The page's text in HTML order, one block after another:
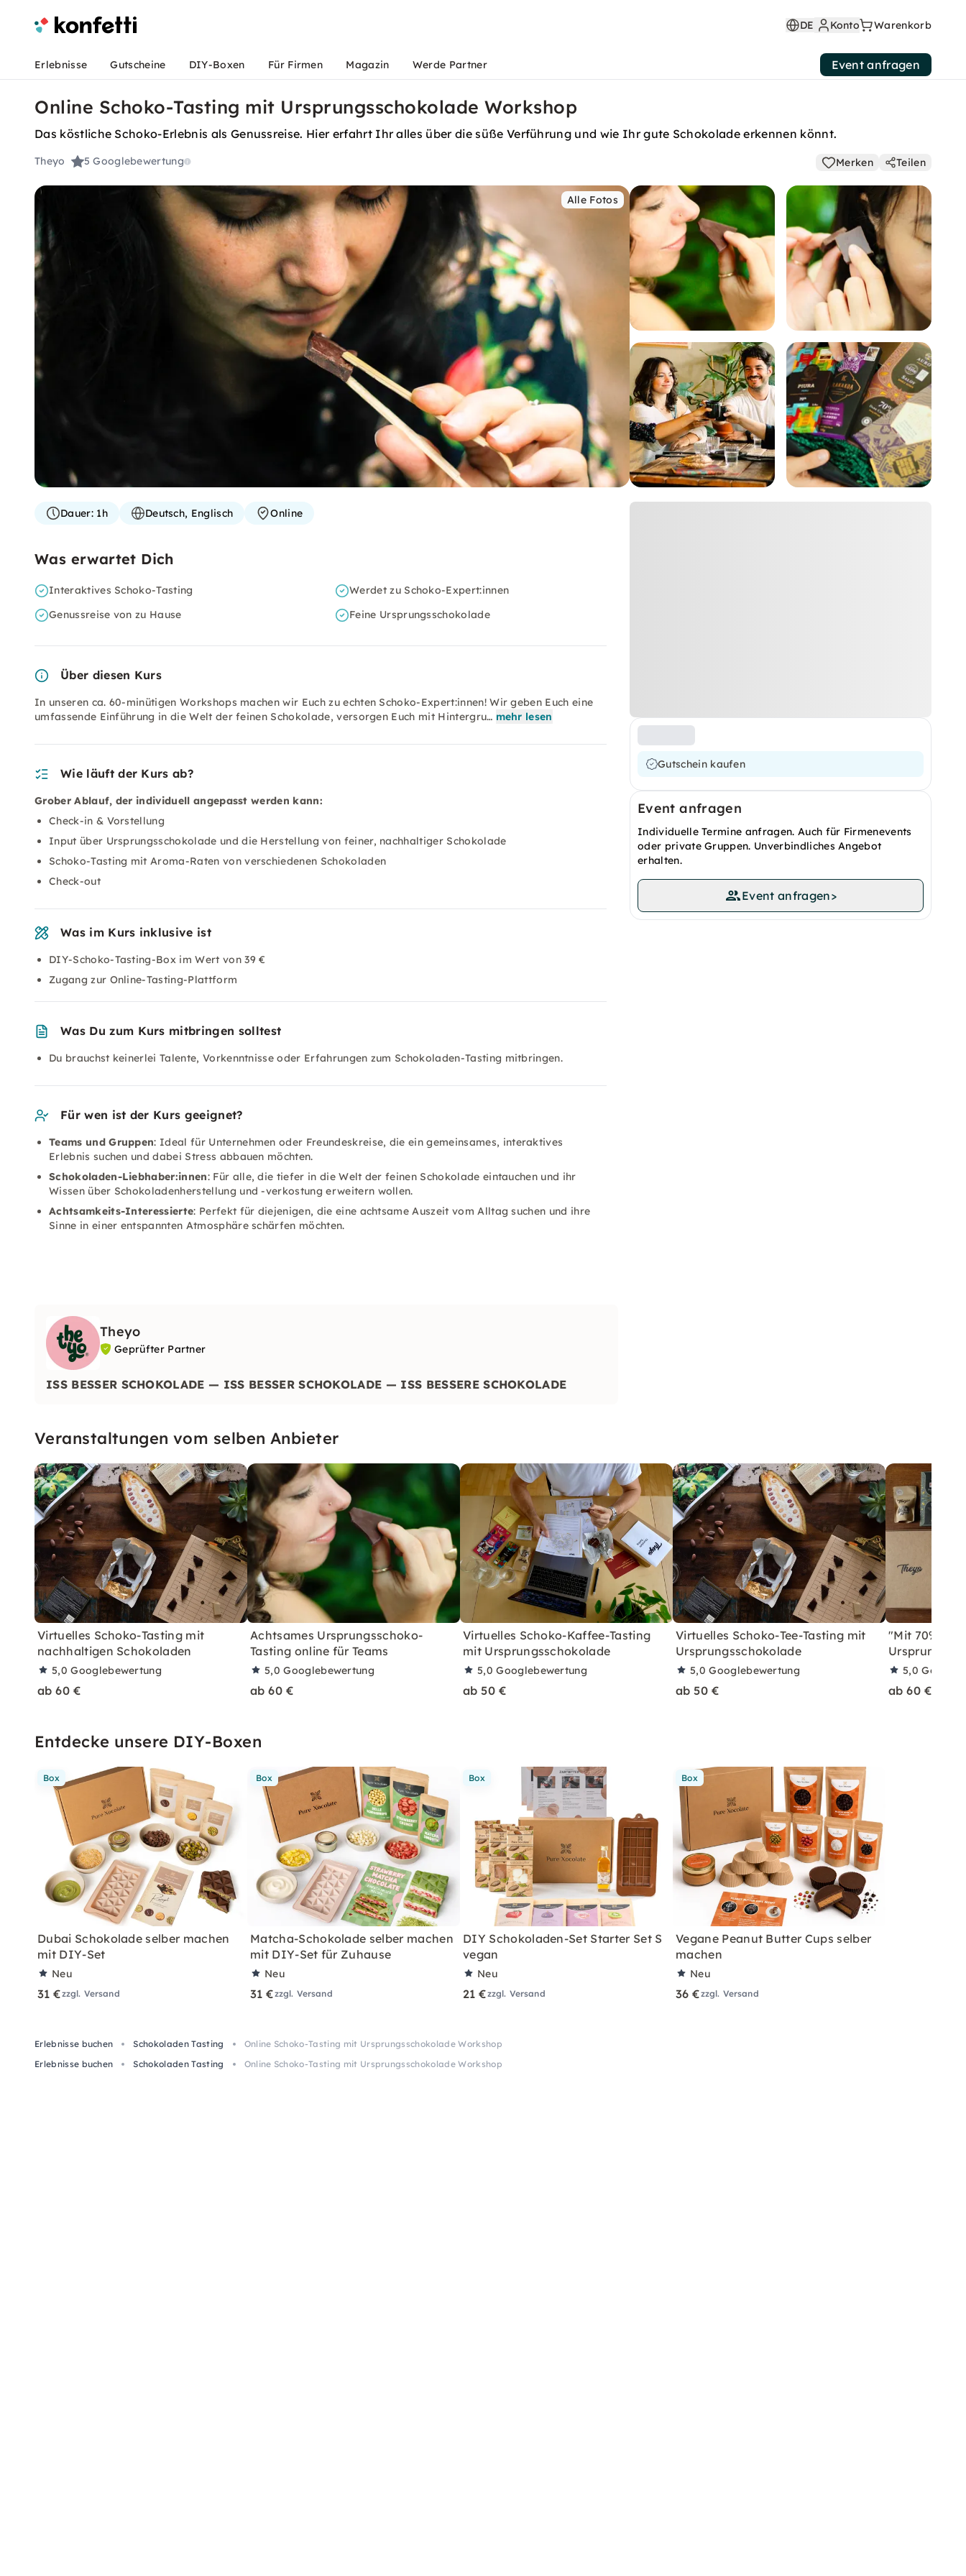
DE Konto Warenkorb
Erlebnisse Gutscheine DIY-Boxen Für Firmen Magazin Werde Partner Event anfragen
Online Schoko-Tasting mit Ursprungsschokolade Workshop
Das köstliche Schoko-Erlebnis als Genussreise. Hier erfahrt Ihr alles über die süße Verführung und wie Ihr gute Schokolade erkennen könnt.
Theyo 5Googlebewertung Merken Teilen
Alle Fotos
Gutschein kaufen
Event anfragen
Individuelle Termine anfragen. Auch für Firmenevents
oder private Gruppen. Unverbindliches Angebot
erhalten.
Event anfragen>
Dauer:1h Deutsch, Englisch Online
Was erwartet Dich
Interaktives Schoko-Tasting
Werdet zu Schoko-Expert:innen
Genussreise von zu Hause
Feine Ursprungsschokolade
Über diesen Kurs
In unseren ca. 60-minütigen Workshops machen wir Euch zu echten Schoko-Expert:innen! Wir geben Euch eine
umfassende Einführung in die Welt der feinen Schokolade, versorgen Euch mit Hintergru… mehr lesen
Wie läuft der Kurs ab?
Grober Ablauf, der individuell angepasst werden kann:
Check-in & Vorstellung
Input über Ursprungsschokolade und die Herstellung von feiner, nachhaltiger Schokolade
Schoko-Tasting mit Aroma-Raten von verschiedenen Schokoladen
Check-out
Was im Kurs inklusive ist
DIY-Schoko-Tasting-Box im Wert von 39 €
Zugang zur Online-Tasting-Plattform
Was Du zum Kurs mitbringen solltest
Du brauchst keinerlei Talente, Vorkenntnisse oder Erfahrungen zum Schokoladen-Tasting mitbringen.
Für wen ist der Kurs geeignet?
Teams und Gruppen: Ideal für Unternehmen oder Freundeskreise, die ein gemeinsames, interaktives
Erlebnis suchen und dabei Stress abbauen möchten.
Schokoladen-Liebhaber:innen: Für alle, die tiefer in die Welt der feinen Schokolade eintauchen und ihr
Wissen über Schokoladenherstellung und -verkostung erweitern wollen.
Achtsamkeits-Interessierte: Perfekt für diejenigen, die eine achtsame Auszeit vom Alltag suchen und ihre
Sinne in einer entspannten Atmosphäre schärfen möchten.
Theyo
Geprüfter Partner
ISS BESSER SCHOKOLADE — ISS BESSER SCHOKOLADE — ISS BESSERE SCHOKOLADE
Veranstaltungen vom selben Anbieter
Virtuelles Schoko-Tasting mit
nachhaltigen Schokoladen
5,0Googlebewertung
ab 60 €
Achtsames Ursprungsschoko-
Tasting online für Teams
5,0Googlebewertung
ab 60 €
Virtuelles Schoko-Kaffee-Tasting
mit Ursprungsschokolade
5,0Googlebewertung
ab 50 €
Virtuelles Schoko-Tee-Tasting mit
Ursprungsschokolade
5,0Googlebewertung
ab 50 €
"Mit 70% um
5,0
ab 60 €
Entdecke unsere DIY-Boxen
Box
Dubai Schokolade selber machen
mit DIY-Set
Neu
31 €zzgl. Versand
Box
Matcha-Schokolade selber machen
mit DIY-Set für Zuhause
Neu
31 €zzgl. Versand
Box
DIY Schokoladen-Set Starter Set S
vegan
Neu
21 €zzgl. Versand
Box
Vegane Peanut Butter Cups selber
machen
Neu
36 €zzgl. Versand
Erlebnisse buchen Schokoladen Tasting
Online Schoko-Tasting mit Ursprungsschokolade Workshop
Erlebnisse buchen
Schokoladen Tasting Online Schoko-Tasting mit Ursprungsschokolade Workshop